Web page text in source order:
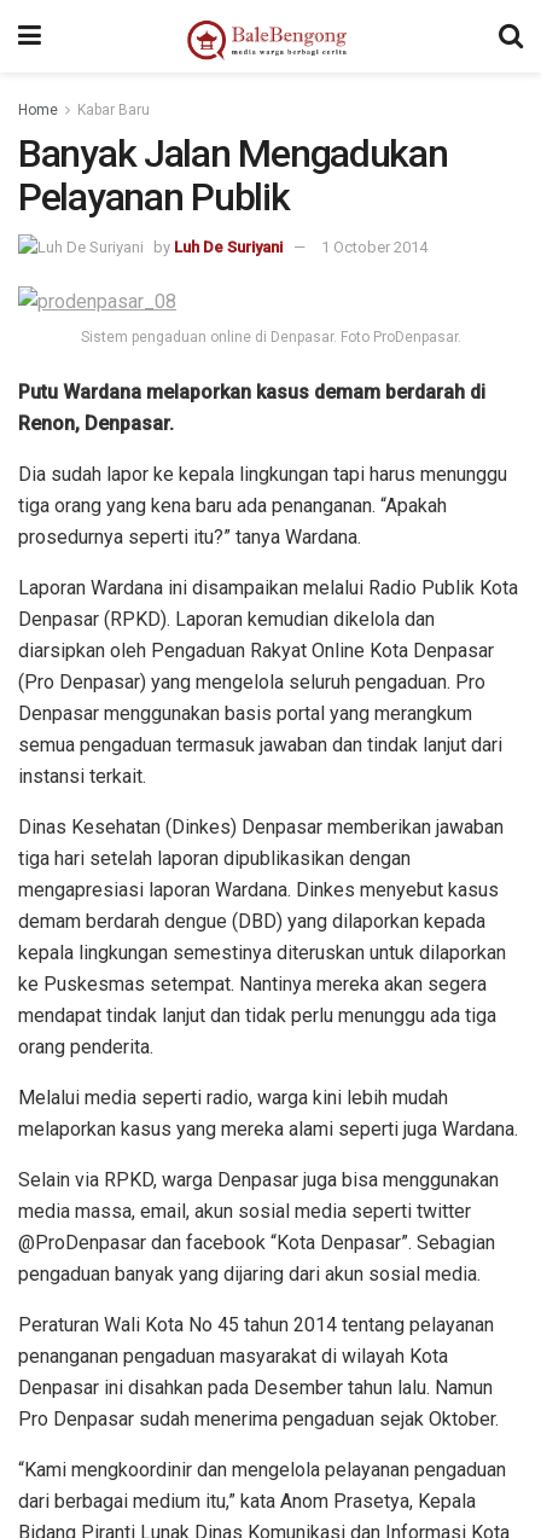
Home Kabar Baru
Banyak Jalan Mengadukan
Pelayanan Publik
by Luh De Suriyani 1 October 2014
Sistem pengaduan online di Denpasar. Foto ProDenpasar.
Putu Wardana melaporkan kasus demam berdarah di
Renon, Denpasar.
Dia sudah lapor ke kepala lingkungan tapi harus menunggu
tiga orang yang kena baru ada penanganan. “Apakah
prosedurnya seperti itu?” tanya Wardana.
Laporan Wardana ini disampaikan melalui Radio Publik Kota
Denpasar (RPKD). Laporan kemudian dikelola dan
diarsipkan oleh Pengaduan Rakyat Online Kota Denpasar
(Pro Denpasar) yang mengelola seluruh pengaduan. Pro
Denpasar menggunakan basis portal yang merangkum
semua pengaduan termasuk jawaban dan tindak lanjut dari
instansi terkait.
Dinas Kesehatan (Dinkes) Denpasar memberikan jawaban
tiga hari setelah laporan dipublikasikan dengan
mengapresiasi laporan Wardana. Dinkes menyebut kasus
demam berdarah dengue (DBD) yang dilaporkan kepada
kepala lingkungan semestinya diteruskan untuk dilaporkan
ke Puskesmas setempat. Nantinya mereka akan segera
mendapat tindak lanjut dan tidak perlu menunggu ada tiga
orang penderita.
Melalui media seperti radio, warga kini lebih mudah
melaporkan kasus yang mereka alami seperti juga Wardana.
Selain via RPKD, warga Denpasar juga bisa menggunakan
media massa, email, akun sosial media seperti twitter
@ProDenpasar dan facebook “Kota Denpasar”. Sebagian
pengaduan banyak yang dijaring dari akun sosial media.
Peraturan Wali Kota No 45 tahun 2014 tentang pelayanan
penanganan pengaduan masyarakat di wilayah Kota
Denpasar ini disahkan pada Desember tahun lalu. Namun
Pro Denpasar sudah menerima pengaduan sejak Oktober.
“Kami mengkoordinir dan mengelola pelayanan pengaduan
dari berbagai medium itu,” kata Anom Prasetya, Kepala
Bidang Piranti Lunak Dinas Komunikasi dan Informasi Kota